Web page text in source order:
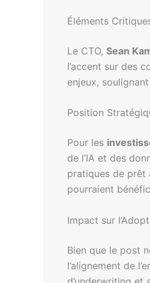
Éléments
Le CTO, Sean
l’accent sur des
enjeux,
Position
Pour les
de l’IA et des
pratiques de prêt
pourraient
Impact sur
Bien que le post
l’alignement de